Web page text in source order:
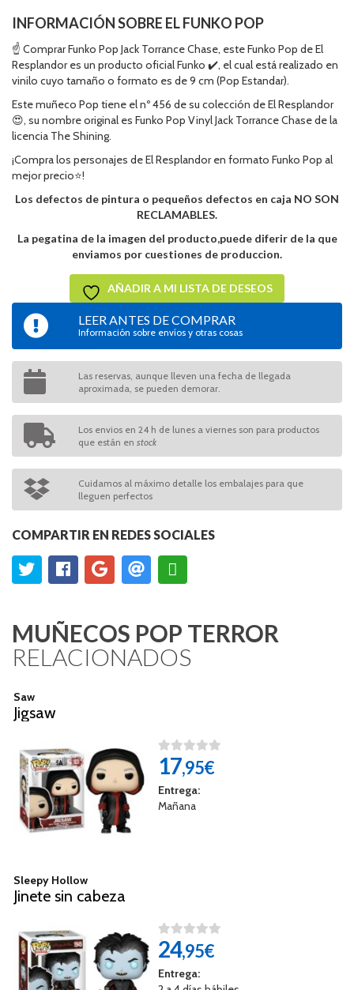
INFORMACIÓN SOBRE EL FUNKO POP
☝ Comprar Funko Pop Jack Torrance Chase, este Funko Pop de El
Resplandor es un producto oficial Funko ✔️, el cual está realizado en
vinilo cuyo tamaño o formato es de 9 cm (Pop Estandar).
Este muñeco Pop tiene el nº 456 de su colección de El Resplandor
😍, su nombre original es Funko Pop Vinyl Jack Torrance Chase de la
licencia The Shining.
¡Compra los personajes de El Resplandor en formato Funko Pop al
mejor precio⭐!
Los defectos de pintura o pequeños defectos en caja NO SON
RECLAMABLES.
La pegatina de la imagen del producto,puede diferir de la que
enviamos por cuestiones de produccion.
AÑADIR A MI LISTA DE DESEOS
LEER ANTES DE COMPRAR
Información sobre envíos y otras cosas
Las reservas, aunque lleven una fecha de llegada
aproximada, se pueden demorar.
Los envios en 24 h de lunes a viernes son para productos
que están en stock
Cuidamos al máximo detalle los embalajes para que
lleguen perfectos
COMPARTIR EN REDES SOCIALES
MUÑECOS POP TERROR
RELACIONADOS
Saw
Jigsaw
17,95€
Entrega:
Mañana
Sleepy Hollow
Jinete sin cabeza
24,95€
Entrega: